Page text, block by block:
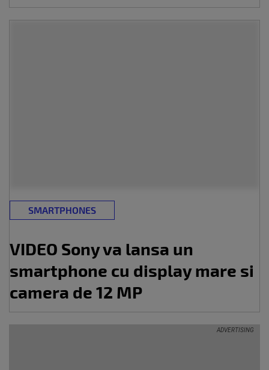
SMARTPHONES
VIDEO Sony va lansa un
smartphone cu display mare si
camera de 12 MP